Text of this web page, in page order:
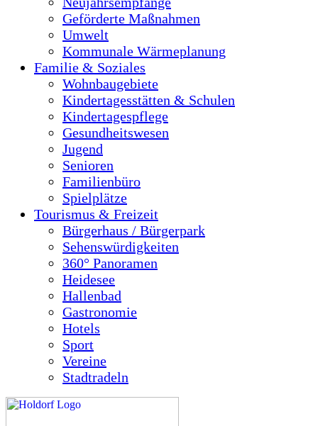
Geförderte Maßnahmen
Umwelt
Kommunale Wärmeplanung
Familie & Soziales
Wohnbaugebiete
Kindertagesstätten & Schulen
Kindertagespflege
Gesundheitswesen
Jugend
Senioren
Familienbüro
Spielplätze
Tourismus & Freizeit
Bürgerhaus / Bürgerpark
Sehenswürdigkeiten
360° Panoramen
Heidesee
Hallenbad
Gastronomie
Hotels
Sport
Vereine
Stadtradeln